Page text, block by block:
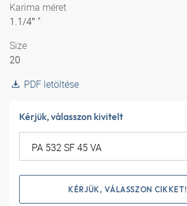
Karima méret
1.1/4″ "
Size
20
PDF letöltése
Kérjük, válasszon kivitelt
KÉRJÜK, VÁLASSZON CIKKET!